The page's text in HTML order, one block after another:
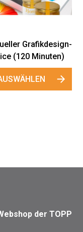
AUSWÄHLEN
der TOPP